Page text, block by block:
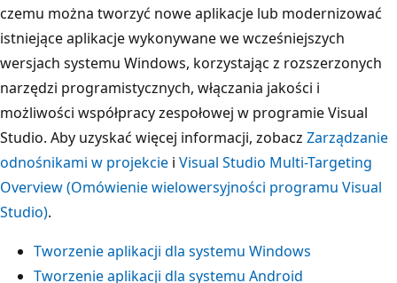
czemu można tworzyć nowe aplikacje lub modernizować
istniejące aplikacje wykonywane we wcześniejszych
wersjach systemu Windows, korzystając z rozszerzonych
narzędzi programistycznych, włączania jakości i
możliwości współpracy zespołowej w programie Visual
Studio. Aby uzyskać więcej informacji, zobacz Zarządzanie
odnośnikami w projekcie i Visual Studio Multi-Targeting
Overview (Omówienie wielowersyjności programu Visual
Studio).
Tworzenie aplikacji dla systemu Windows
Tworzenie aplikacji dla systemu Android